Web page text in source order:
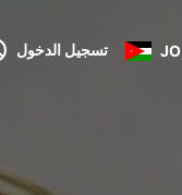
تسجيل الدخول JO